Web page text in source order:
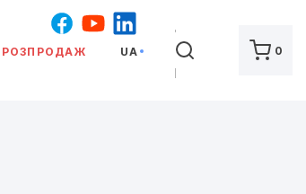
РОЗПРОДАЖ UA ШУКАТИ 0